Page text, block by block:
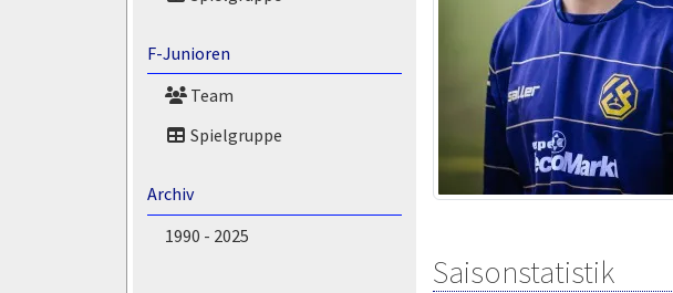
F-Junioren
Team
Spielgruppe
Archiv
1990 - 2025
Saisonstatistik